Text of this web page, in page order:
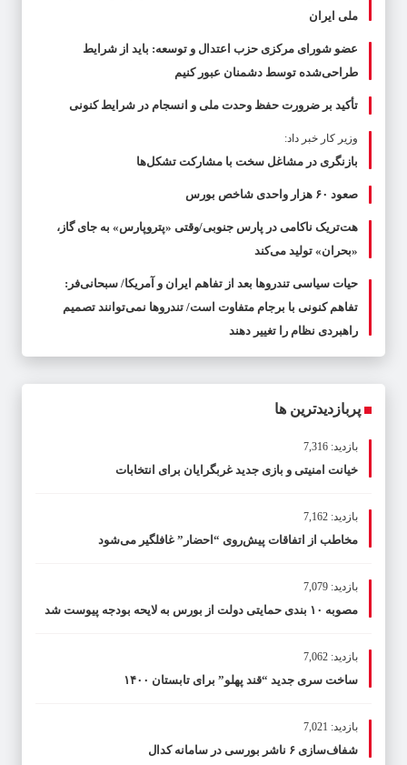
ملی ایران
عضو شورای مرکزی حزب اعتدال و توسعه: باید از شرایط
طراحی‌شده توسط دشمنان عبور کنیم
تأکید بر ضرورت حفظ وحدت ملی و انسجام در شرایط کنونی
وزیر کار خبر داد:
بازنگری در مشاغل سخت با مشارکت تشکل‌ها
صعود ۶۰ هزار واحدی شاخص بورس
هت‌تریک ناکامی در پارس جنوبی/وقتی «پتروپارس» به جای گاز،
«بحران» تولید می‌کند
حیات سیاسی تندروها بعد از تفاهم ایران و آمریکا/ سبحانی‌فر:
تفاهم کنونی با برجام متفاوت است/ تندروها نمی‌توانند تصمیم
راهبردی نظام را تغییر دهند
پربازدیدترین ها
بازدید: 7,316
خیانت امنیتی و بازی جدید غربگرایان برای انتخابات
بازدید: 7,162
مخاطب از اتفاقات پیش‌روی “احضار” غافلگیر می‌شود
بازدید: 7,079
مصوبه ۱۰ بندی حمایتی دولت از بورس به لایحه بودجه پیوست شد
بازدید: 7,062
ساخت سری جدید “قند پهلو” برای تابستان ۱۴۰۰
بازدید: 7,021
شفاف‌سازی ۶ ناشر بورسی در سامانه کدال